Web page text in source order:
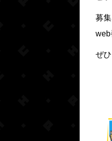
募
web
ぜ